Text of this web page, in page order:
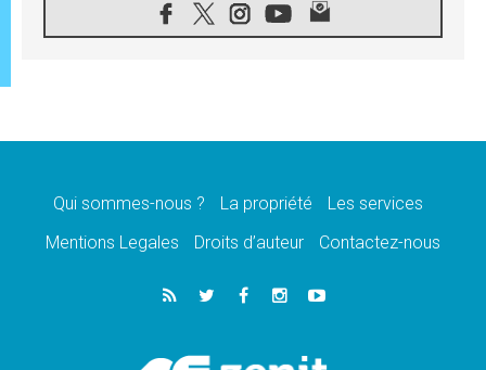
07.08.2026
En Colombie, «la paix ne s'achète pas avec
07.08.2026
07.08.2026
en France
Cardinal Rossi: «La venue du Pape Léon en
Argentine est un hommage à François»
Hiroshima et Nagasaki, 81 ans après,
Qui sommes-nous ? La propriété
Les services
Mentions Legales
Droits d’auteur Contactez-nous